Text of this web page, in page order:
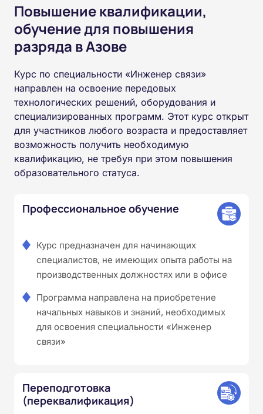
Повышение квалификации,
обучение для повышения
разряда в Азове
Курс по специальности «Инженер связи»
направлен на освоение передовых
технологических решений, оборудования и
специализированных программ. Этот курс открыт
для участников любого возраста и предоставляет
возможность получить необходимую
квалификацию, не требуя при этом повышения
образовательного статуса.
Профессиональное обучение
Курс предназначен для начинающих
специалистов, не имеющих опыта работы на
производственных должностях или в офисе
Программа направлена на приобретение
начальных навыков и знаний, необходимых
для освоения специальности «Инженер
связи»
Переподготовка
(переквалификация)